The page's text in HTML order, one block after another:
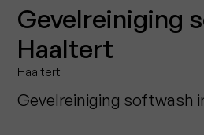
Gevelreiniging
Haaltert
Haaltert
Gevelreiniging softwash